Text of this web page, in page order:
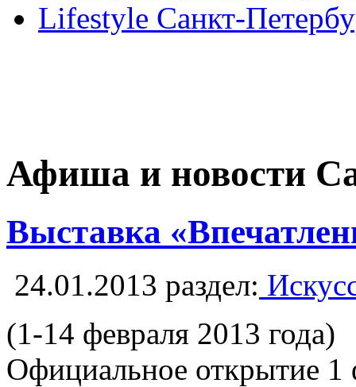
Lifestyle Санкт-
Афиша и новости
Выставка
24.01.2013 раздел:
(1-14 февраля 2013 года)
Официальное открытие 1